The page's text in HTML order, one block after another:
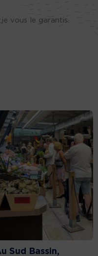
vous le garantis.
Sud Bassin,